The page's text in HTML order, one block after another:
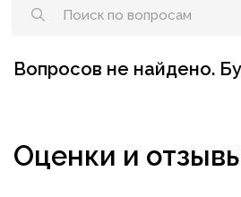
Вопросов не найдено.
Оценки и